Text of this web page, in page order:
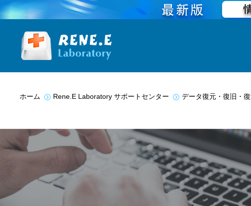
ホーム Rene.E Laboratory サポートセンター データ復元・復旧・